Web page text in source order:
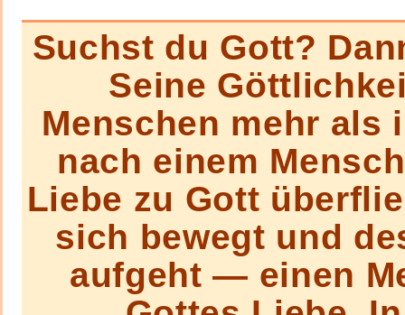
Suchst du Gott?
Seine
Menschen mehr als
nach einem
Liebe zu Gott
sich bewegt und
aufgeht — einen